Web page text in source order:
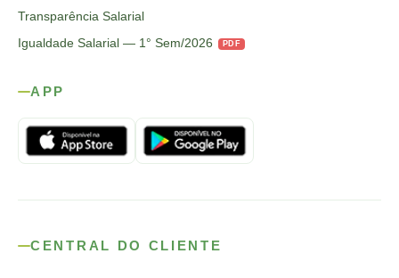
Transparência Salarial
Igualdade Salarial — 1° Sem/2026
PDF
APP
CENTRAL DO CLIENTE